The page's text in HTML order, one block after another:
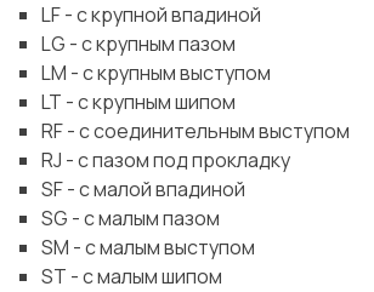
LF - с крупной впадиной
LG - с крупным пазом
LM - с крупным выступом
LT - с крупным шипом
RF - с соединительным выступом
RJ - с пазом под прокладку
SF - с малой впадиной
SG - с малым пазом
SM - с малым выступом
ST - с малым шипом